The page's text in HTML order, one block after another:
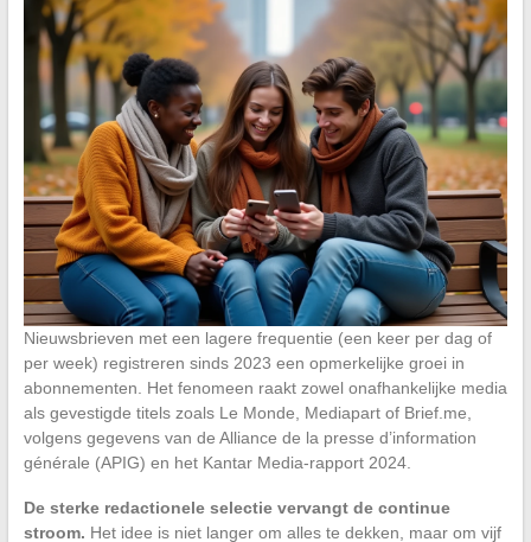
Nieuwsbrieven met een lagere frequentie (een keer per dag of
per week) registreren sinds 2023 een opmerkelijke groei in
abonnementen. Het fenomeen raakt zowel onafhankelijke media
als gevestigde titels zoals Le Monde, Mediapart of Brief.me,
volgens gegevens van de Alliance de la presse d’information
générale (APIG) en het Kantar Media-rapport 2024.
De sterke redactionele selectie vervangt de continue
stroom. Het idee is niet langer om alles te dekken, maar om vijf